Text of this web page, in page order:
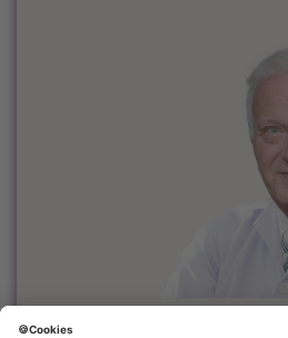
Le docteur Dominique Rueff,